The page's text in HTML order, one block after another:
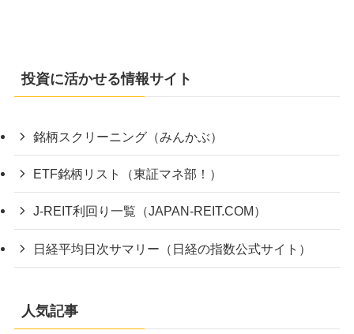
投資に活かせる情報サイト
銘柄スクリーニング（みんかぶ）